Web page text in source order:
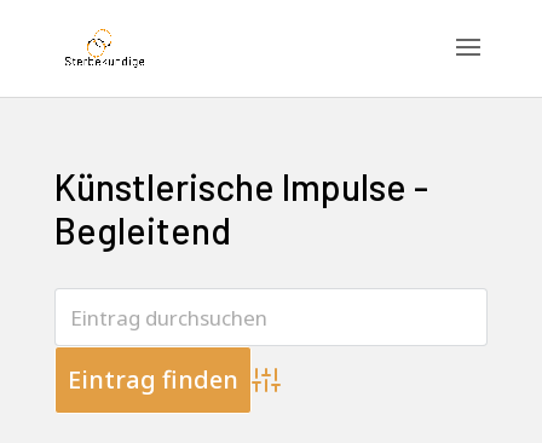
Künstlerische Impulse -
Begleitend
Advanced Search